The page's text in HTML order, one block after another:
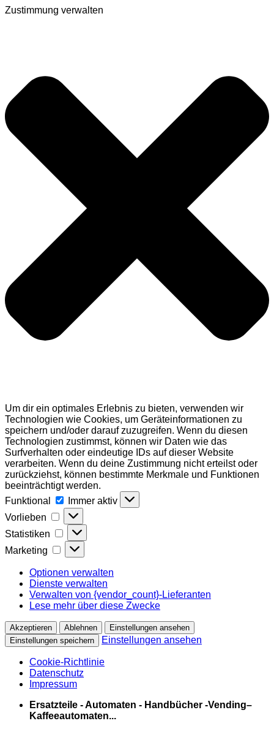
Zustimmung verwalten
Um dir ein optimales Erlebnis zu bieten, verwenden wir
Technologien wie Cookies, um Geräteinformationen zu
speichern und/oder darauf zuzugreifen. Wenn du diesen
Technologien zustimmst, können wir Daten wie das
Surfverhalten oder eindeutige IDs auf dieser Website
verarbeiten. Wenn du deine Zustimmung nicht erteilst oder
zurückziehst, können bestimmte Merkmale und Funktionen
beeinträchtigt werden.
Funktional
Funktional
Immer aktiv
Vorlieben
Vorlieben
Statistiken Statistiken
Marketing Marketing
Optionen verwalten
Dienste verwalten
Verwalten von {vendor_count}-Lieferanten
Lese mehr über diese Zwecke
Akzeptieren Ablehnen
Einstellungen ansehen
Einstellungen speichern
Einstellungen ansehen
Cookie-Richtlinie
Datenschutz
Impressum
Zum
Ersatzteile - Automaten - Handbücher -Vending–
Kaffeeautomaten...